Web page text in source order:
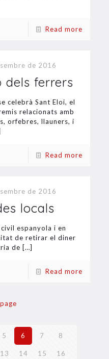
Read more
de 2016
dels ferrers
celebrà Sant Eloi, el
relacionats amb
orfebres, llauners, i
Read more
de 2016
locals
espanyola i en
de retirar el diner
de […]
Read more
5 6 7 8
13 14 15 16